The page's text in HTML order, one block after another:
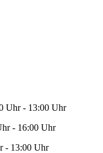
Uhr - 13:00 Uhr
16:00 Uhr
Uhr